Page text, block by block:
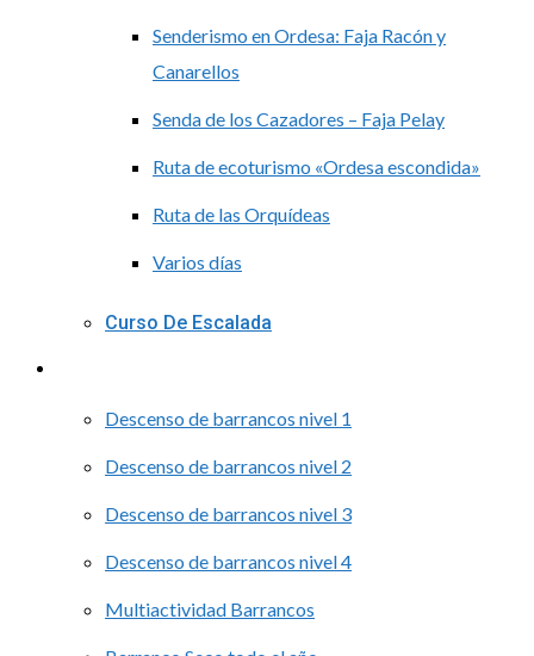
Senderismo en Ordesa: Faja Racón y
Canarellos
Senda de los Cazadores – Faja Pelay
Ruta de ecoturismo «Ordesa escondida»
Ruta de las Orquídeas
Varios días
Curso De Escalada
Descenso de barrancos nivel 1
Descenso de barrancos nivel 2
Descenso de barrancos nivel 3
Descenso de barrancos nivel 4
Multiactividad Barrancos